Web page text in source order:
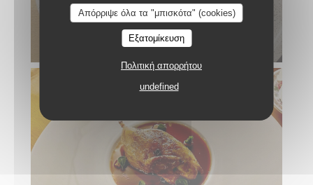
Απόρριψε όλα τα "μπισκότα" (cookies)
Εξατομίκευση
Πολιτική απορρήτου
undefined